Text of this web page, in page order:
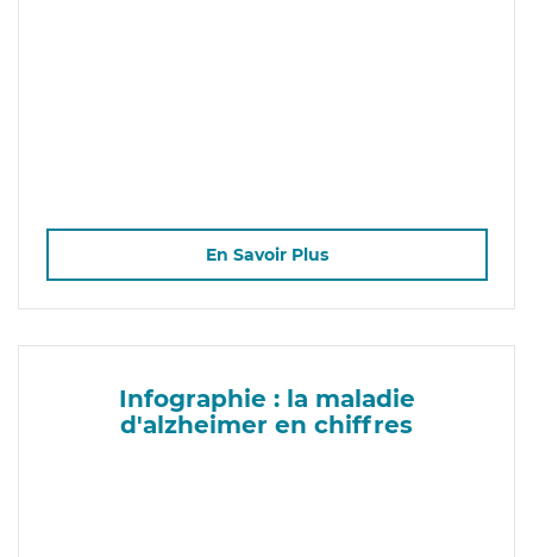
En Savoir Plus
Infographie : la maladie
d'alzheimer en chiffres